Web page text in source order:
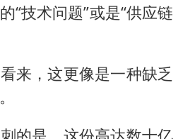
“技术问题”或是“供应链
来，这更像是一种缺乏